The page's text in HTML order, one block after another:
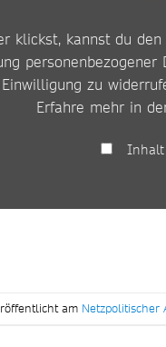
klickst, kannst du
personenbezogener
Einwilligung zu
Erfahre mehr in
Inhalt
am Netzpolitischer